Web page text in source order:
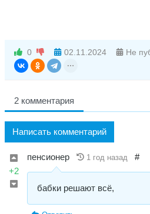
0 02.11.2024 Не
2 комментария
Написать комментарий
+2
пенсионер 1 год назад #
бабки решают всё,